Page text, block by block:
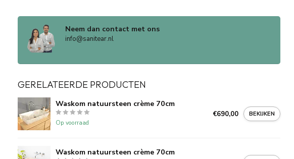
Neem dan contact met ons
info@sanitear.nl
GERELATEERDE PRODUCTEN
Waskom natuursteen crème 70cm
Op voorraad
€690,00 BEKIJKEN
Waskom natuursteen crème 70cm